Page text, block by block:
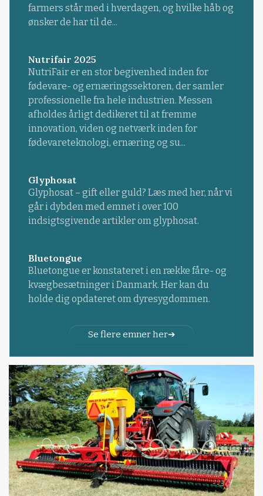
farmers står med i hverdagen, og hvilke håb og
ønsker de har til de...
Nutrifair 2025
NutriFair er en stor begivenhed inden for
fødevare- og ernæringssektoren, der samler
professionelle fra hele industrien. Messen
afholdes årligt dedikeret til at fremme
innovation, viden og netværk inden for
fødevareteknologi, ernæring og su...
Glyphosat
Glyphosat – gift eller guld? Læs med her, når vi
går i dybden med emnet i over 100
indsigtsgivende artikler om glyphosat.
Bluetongue
Bluetongue er konstateret i en række fåre- og
kvægbesætninger i Danmark. Her kan du
holde dig opdateret om dyresygdommen.
Se flere emner her